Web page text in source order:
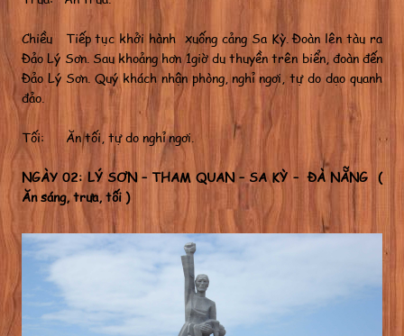
Chiều Tiếp tục khởi hành xuống cảng Sa Kỳ. Đoàn lên tàu ra
Đảo Lý Sơn. Sau khoảng hơn 1giờ du thuyền trên biển, đoàn đến
Đảo Lý Sơn. Quý khách nhận phòng, nghỉ ngơi, tự do dạo quanh
đảo.
Tối: Ăn tối, tự do nghỉ ngơi.
NGÀY 02: LÝ SƠN – THAM QUAN – SA KỲ – ĐÀ NẴNG (
Ăn sáng, trưa, tối )